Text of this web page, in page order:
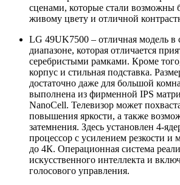
сценами, которые стали возможны
живому цвету и отличной
LG 49UK7500 – отличная модель в
диапазоне, которая отличается
серебристыми рамками. Кроме
корпус и стильная подставка.
достаточно даже для большой
выполнена из фирменной IPS
NanoCell. Телевизор может
повышения яркости, а также
затемнения. Здесь установлен 4-
процессор с усилением резкости и
до 4К. Операционная система
искусственного интеллекта и
голосового управления.